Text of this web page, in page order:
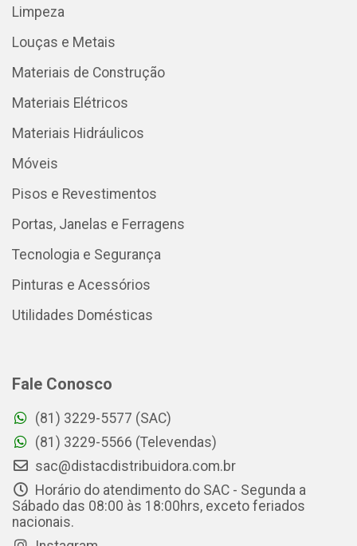
Limpeza
Louças e Metais
Materiais de Construção
Materiais Elétricos
Materiais Hidráulicos
Móveis
Pisos e Revestimentos
Portas, Janelas e Ferragens
Tecnologia e Segurança
Pinturas e Acessórios
Utilidades Domésticas
Fale Conosco
(81) 3229-5577 (SAC)
(81) 3229-5566 (Televendas)
sac@distacdistribuidora.com.br
Horário do atendimento do SAC - Segunda a
Sábado das 08:00 às 18:00hrs, exceto feriados
nacionais.